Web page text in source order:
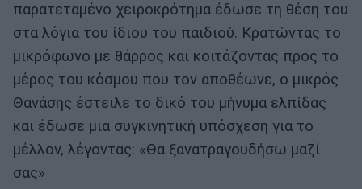
παρατεταμένο χειροκρότημα έδωσε τη θέση του
στα λόγια του ίδιου του παιδιού. Κρατώντας το
μικρόφωνο με θάρρος και κοιτάζοντας προς το
μέρος του κόσμου που τον αποθέωνε, ο μικρός
Θανάσης έστειλε το δικό του μήνυμα ελπίδας
και έδωσε μια συγκινητική υπόσχεση για το
μέλλον, λέγοντας: «Θα ξανατραγουδήσω μαζί
σας»